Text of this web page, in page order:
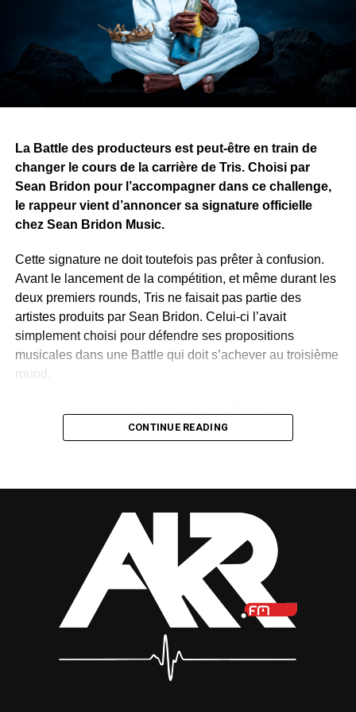
divisent les peuples, tandis que les histoires, la musique
et l’art peuvent les rassembler.
Avec ce projet, Yvy Real Killer démontre que son talent
ne se limite pas à la musique. Alors que le premier tome
au public.
WhatsApp
Facebook
X Telegram
Email
>>
La Battle des producteurs est peut-être en train de
changer le cours de la carrière de Tris. Choisi par
Sean Bridon pour l’accompagner dans ce challenge,
le rappeur vient d’annoncer sa signature officielle
chez Sean Bridon Music.
Cette signature ne doit toutefois pas prêter à confusion.
Avant le lancement de la compétition, et même durant les
deux premiers rounds, Tris ne faisait pas partie des
artistes produits par Sean Bridon. Celui-ci l’avait
simplement choisi pour défendre ses propositions
musicales dans une Battle qui doit s’achever au troisième
round.
de la deuxième étape du concours. Sur un morceau
l’actualité autour de sa carrière qui était devenue rare,
donnant l’impression d’un parcours en sommeil.
La Battle lui a ainsi offert une occasion de se rappeler au
bon souvenir du public, mais aussi de montrer à Sean
Bridon ce qu’une collaboration plus durable pouvait
produire. Quelques jours plus tard, l’essai s’est transformé
CONTINUE READING